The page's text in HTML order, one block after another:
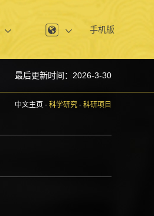
手机版
最后更新时间： 2026-3-30
中文主页 - 科学研究 - 科研项目